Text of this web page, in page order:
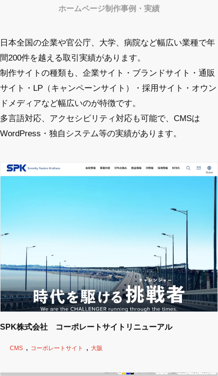
ホームページ制作事例・実績
日本全国の企業や官公庁、大学、病院など幅広い業種で年
間200件を越える取引実績があります。
制作サイトの種類も、企業サイト・ブランドサイト・通販
サイト・LP（キャンペーンサイト）・採用サイト・オウン
ドメディアなど幅広いのが特徴です。
多言語対応、アクセシビリティ対応も可能で、CMSは
WordPress・独自システム等の実績があります。
SPK株式会社 コーポレートサイトリニューアル
CMS コーポレートサイト 大阪